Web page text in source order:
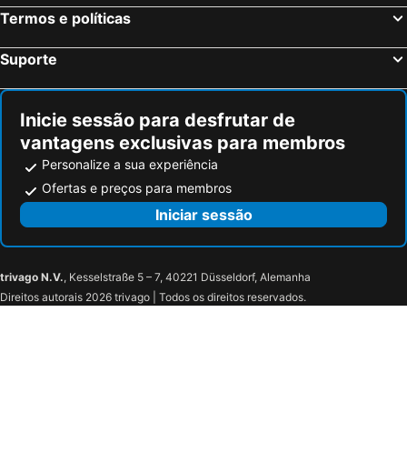
Hotel Vista
Pirâmide
Praia Village
Limeira
Cachoeira
Miradouro de Gamboa
Escola Da Ehtcv
Limeira
House Figueira
Boutique Pescador
Residencia Fsfa
Pensao Entre NÒs
Termos e políticas
Suporte
Inicie sessão para desfrutar de
vantagens exclusivas para membros
Personalize a sua experiência
Ofertas e preços para membros
Iniciar sessão
trivago N.V., Kesselstraße 5 – 7, 40221 Düsseldorf, Alemanha
Direitos autorais 2026 trivago | Todos os direitos reservados.